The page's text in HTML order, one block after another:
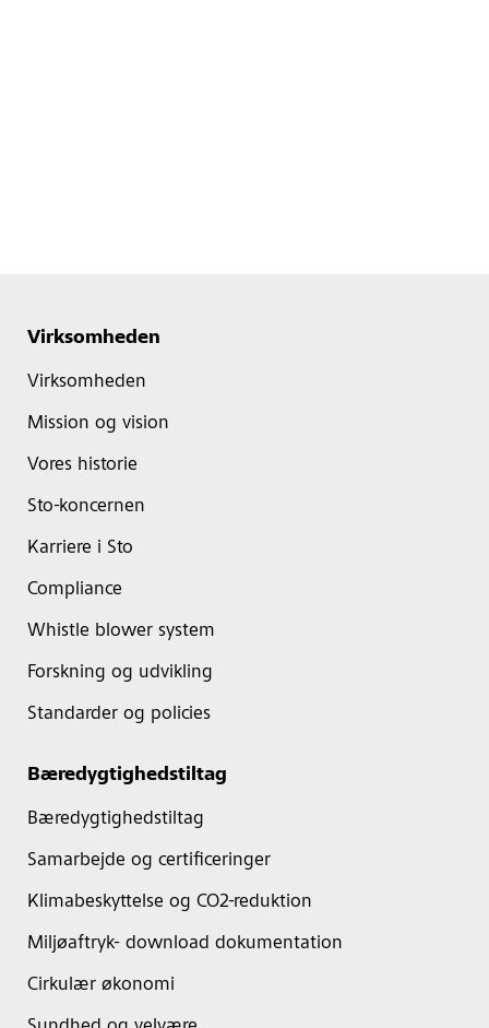
Virksomheden
Virksomheden
Mission og vision
Vores historie
Sto-koncernen
Karriere i Sto
Compliance
Whistle blower system
Forskning og udvikling
Standarder og policies
Bæredygtighedstiltag
Bæredygtighedstiltag
Samarbejde og certificeringer
Klimabeskyttelse og CO2-reduktion
Miljøaftryk- download dokumentation
Cirkulær økonomi